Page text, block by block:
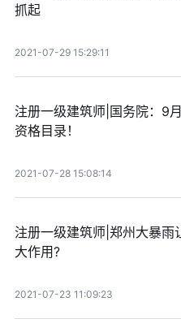
抓起
2021-07-29 15:29:11
注册一级建筑师|国务院：9
资格目录！
2021-07-28 15:08:14
注册一级建筑师|郑州大暴雨
大作用?
2021-07-23 11:09:23